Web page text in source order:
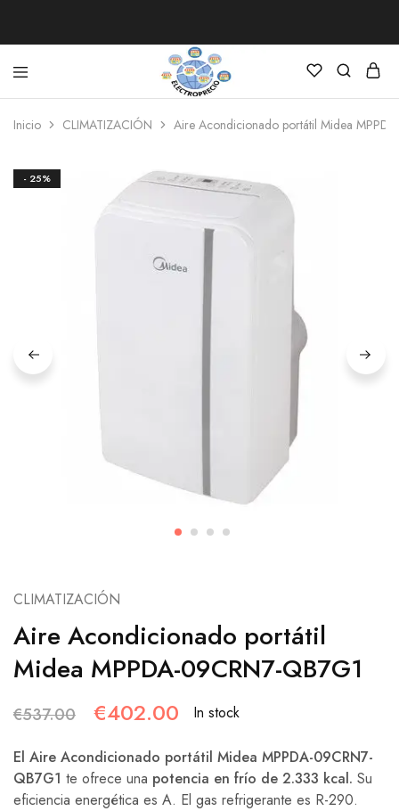
Electroprecio
Inicio CLIMATIZACIÓN Aire Acondicionado portátil Midea
- 25%
CLIMATIZACIÓN
Aire Acondicionado portátil
Midea MPPDA-09CRN7-QB7G1
€537.00 €402.00 In stock
El Aire Acondicionado portátil Midea MPPDA-09CRN7-
QB7G1 te ofrece una potencia en frío de 2.333 kcal. Su
eficiencia energética es A. El gas refrigerante es R-290.